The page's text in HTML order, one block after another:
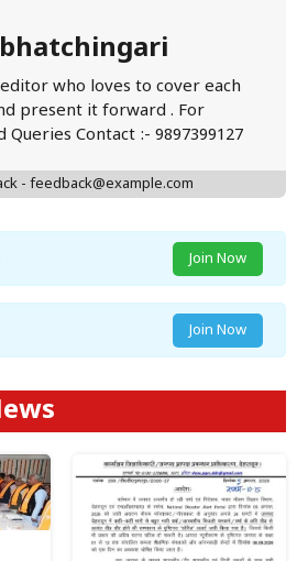
who loves to cover each
present it forward . For
Contact :- 9897399127
- feedback@example.com
Join Now
Join Now